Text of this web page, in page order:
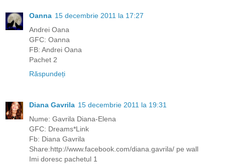
Oanna 15 decembrie 2011 la 17:27
Andrei Oana
GFC: Oanna
FB: Andrei Oana
Pachet 2
Răspundeți
Diana Gavrila 15 decembrie 2011 la 19:31
Nume: Gavrila Diana-Elena
GFC: Dreams*Link
Fb: Diana Gavrila
Share:http://www.facebook.com/diana.gavrila/ pe wall
Imi doresc pachetul 1